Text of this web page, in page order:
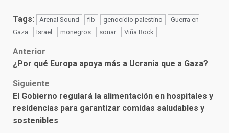
Tags: Arenal Sound fib genocidio palestino
Guerra en
Gaza
Israel monegros sonar Viña Rock
Post
navigation
Anterior
¿Por qué Europa apoya más a Ucrania que a Gaza?
Siguiente
El Gobierno regulará la alimentación en hospitales y
residencias para garantizar comidas saludables y
sostenibles